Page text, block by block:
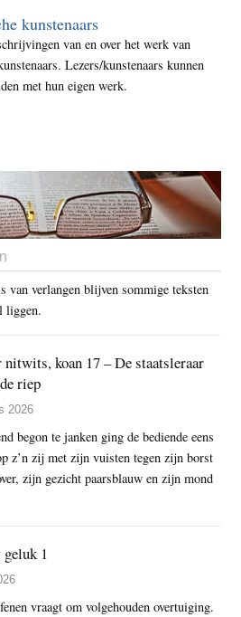
kunstenaars
van en over het werk van
Lezers/kunstenaars kunnen
met hun eigen werk.
van verlangen blijven sommige teksten
liggen.
koan 17 – De staatsleraar
riep
2026
begon te janken ging de bediende eens
z’n zij met zijn vuisten tegen zijn borst
zijn gezicht paarsblauw en zijn mond
1
vraagt om volgehouden overtuiging.